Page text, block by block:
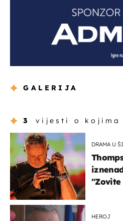
GALERIJA
3 vijesti o kojima
DRAMA U
HEROJ